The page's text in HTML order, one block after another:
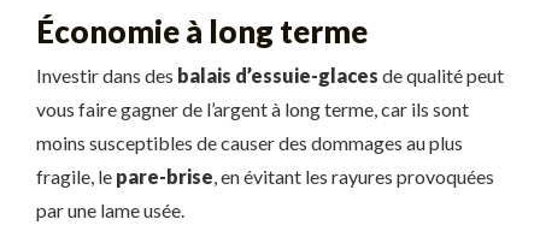
Économie à long terme
Investir dans des balais d’essuie-glaces de qualité peut
vous faire gagner de l’argent à long terme, car ils sont
moins susceptibles de causer des dommages au plus
fragile, le pare-brise, en évitant les rayures provoquées
par une lame usée.